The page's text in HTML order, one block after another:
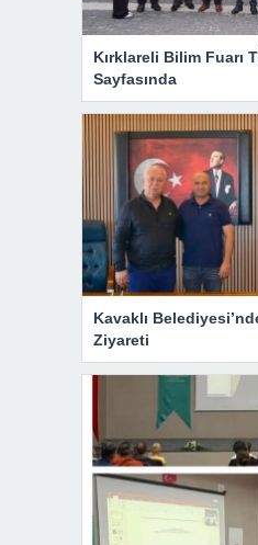
Kırklareli Bilim Fuarı
Sayfasında
Kavaklı
Ziyareti